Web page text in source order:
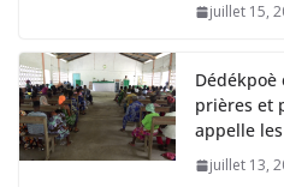
juillet 15,
Dédékpoè
prières et
appelle
juillet 13,